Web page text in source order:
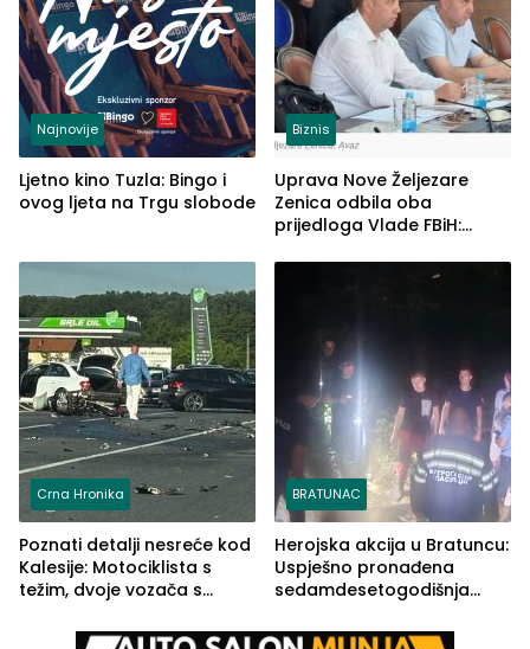
Najnovije
Ljetno kino Tuzla: Bingo i
ovog ljeta na Trgu slobode
Biznis
Uprava Nove Željezare
Zenica odbila oba
prijedloga Vlade FBiH:
rješenje
Crna Hronika
Poznati detalji nesreće kod
Kalesije: Motociklista s
težim, dvoje vozača s
BRATUNAC
Herojska akcija u Bratuncu:
Uspješno pronađena
sedamdesetogodišnja
Kravice.